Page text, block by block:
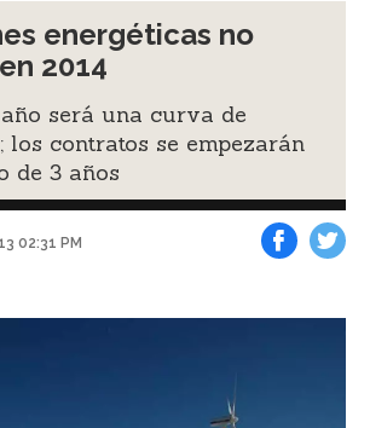
energéticas no
2014
será una curva de
los contratos se empezarán
de 3 años
02:31 PM